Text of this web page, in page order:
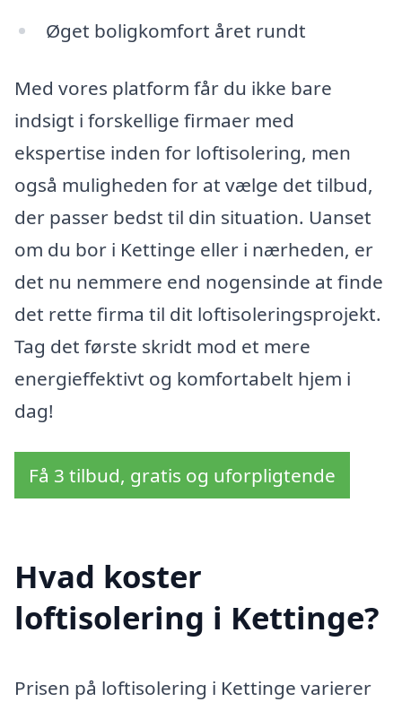
Øget boligkomfort året rundt
Med vores platform får du ikke bare
indsigt i forskellige firmaer med
ekspertise inden for loftisolering, men
også muligheden for at vælge det tilbud,
der passer bedst til din situation. Uanset
om du bor i Kettinge eller i nærheden, er
det nu nemmere end nogensinde at finde
det rette firma til dit loftisoleringsprojekt.
Tag det første skridt mod et mere
energieffektivt og komfortabelt hjem i
dag!
Få 3 tilbud, gratis og uforpligtende
Hvad koster
loftisolering i Kettinge?
Prisen på loftisolering i Kettinge varierer